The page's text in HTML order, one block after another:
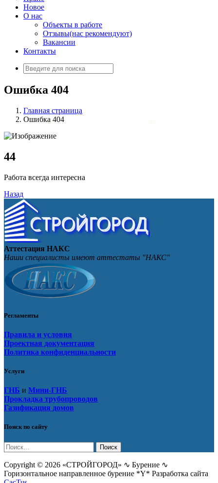
Новое
О нас
Объекты в работе
Отзывы(нас рекомендуют)
Вакансии
Контакты
Искать:
Ошибка 404
Главная страница
Ошибка 404
44
Работа всегда интересна
Назад
Аттестация НАКС
Наши специалисты имеют аттестаты "НАКС"
Регламенты
Правила и условия
Проектная документация
Политика конфиденциальности
Услуги
ГНБ и Мини-ГНБ
Прокладка трубопроводов
Газификация домов
Поиск по сайту
Найти:
Copyright © 2026 «СТРОЙГОРОД» ∿ Бурение ∿
Горизонтальное направленное бурение *Y* Разработка сайта